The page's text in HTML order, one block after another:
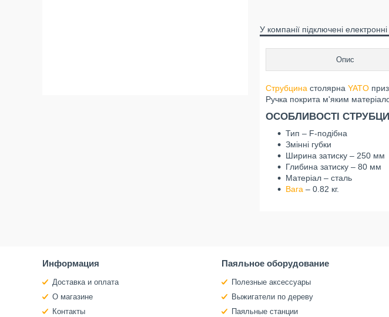
У компанії підключені
Опис
Струбцина столярна YATO
Ручка покрита м'яким
ОСОБЛИВОСТІ
Тип – F-подібна
Змінні губки
Ширина затиску – 250 мм
Глибина затиску – 80 мм
Матеріал – сталь
Вага – 0.82 кг.
Информация
Доставка и оплата
О магазине
Контакты
Паяльное оборудование
Полезные аксессуары
Выжигатели по дереву
Паяльные станции